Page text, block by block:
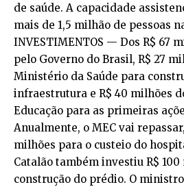
de saúde. A capacidade
mais de 1,5 milhão de pessoas
INVESTIMENTOS — Dos R$ 67
pelo Governo do Brasil, R$ 27
Ministério da Saúde para
infraestrutura e R$ 40 milhões
Educação para as primeiras
Anualmente, o MEC vai
milhões para o custeio do
Catalão também investiu R$
construção do prédio. O